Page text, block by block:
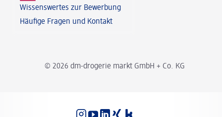
© 2026 dm-drogerie markt GmbH + Co. KG
Wissenswertes zur Bewerbung
Häufige Fragen und Kontakt